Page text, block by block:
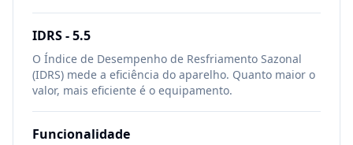
IDRS -5.5
O Índice de Desempenho de Resfriamento Sazonal
(IDRS) mede a eficiência do aparelho. Quanto maior o
valor, mais eficiente é o equipamento.
Funcionalidade